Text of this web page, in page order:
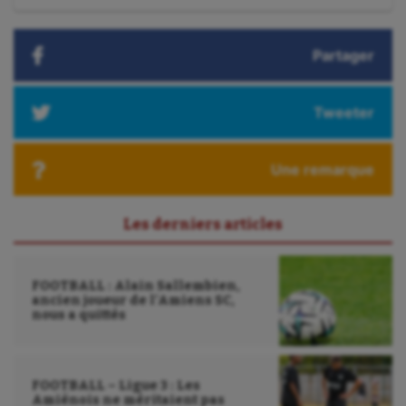
Outdoor
Patinage artistique
Plongée
Roller-derby
Sarbacane
Sport adapté
Partager
Tweeter
Une remarque
Les derniers articles
FOOTBALL : Alain Sallembien,
ancien joueur de l’Amiens SC,
nous a quittés
FOOTBALL – Ligue 3 : Les
Amiénois ne méritaient pas